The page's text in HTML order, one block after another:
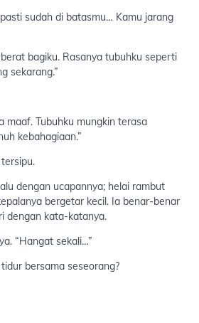
sudah di batasmu… Kamu jarang
bagiku. Rasanya tubuhku seperti
sekarang.”
maaf. Tubuhku mungkin terasa
kebahagiaan.”
dengan ucapannya; helai rambut
bergetar kecil. Ia benar-benar
dengan kata-katanya.
“Hangat sekali…”
bersama seseorang?